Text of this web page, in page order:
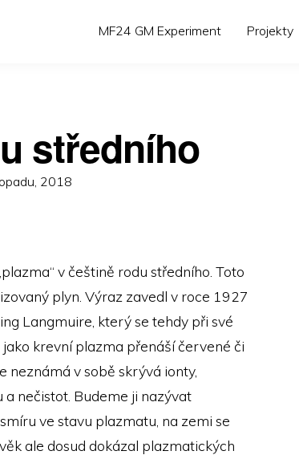
MF24 GM Experiment Projekty
středního
2018
v češtině rodu středního. Toto
plyn. Výraz zavedl v roce 1927
Langmuire, který se tehdy při své
krevní plazma přenáší červené či
neznámá v sobě skrývá ionty,
nečistot. Budeme ji nazývat
ve stavu plazmatu, na zemi se
ale dosud dokázal plazmatických